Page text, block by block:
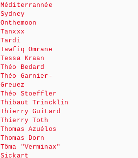
Méditerrannée
Sydney
Onthemoon
Tanxxx
Tardi
Tawfiq Omrane
Tessa Kraan
Théo Bedard
Théo Garnier-
Greuez
Théo Stoeffler
Thibaut Trincklin
Thierry Guitard
Thierry Toth
Thomas Azuélos
Thomas Dorn
Tôma "Verminax"
Sickart